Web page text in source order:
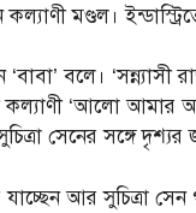
মণ্ডল।
বলে।
কল্যাণী ‘আলো আমার
সেনের সঙ্গে
আর সুচিত্রা